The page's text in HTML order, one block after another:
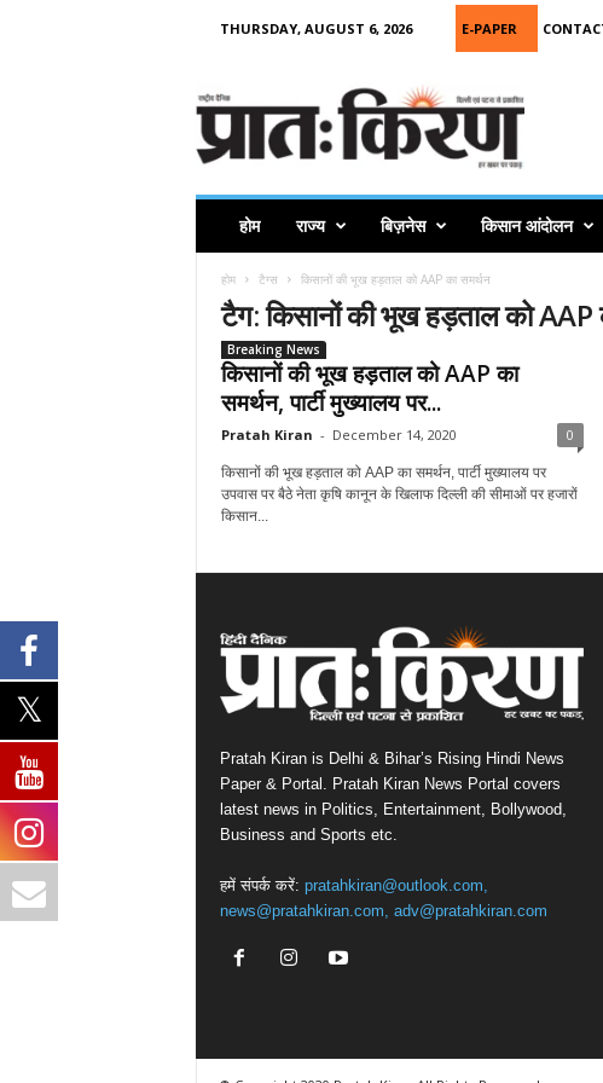
THURSDAY, AUGUST 6, 2026 E-PAPER
r
a
t
h
होम राज्य बिज़नेस किसान आंदोलन
होम टैग्स किसानों की भूख हड़ताल को AAP का समर्थन
टैग: किसानों की भूख हड़ताल को AAP
Breaking News
किसानों की भूख हड़ताल को AAP का
समर्थन, पार्टी मुख्यालय पर...
Pratah Kiran - December 14, 2020 0
किसानों की भूख हड़ताल को AAP का समर्थन, पार्टी मुख्यालय पर
उपवास पर बैठे नेता कृषि कानून के खिलाफ दिल्ली की सीमाओं पर हजारों
किसान...
Pratah Kiran is Delhi & Bihar’s Rising Hindi News
Paper & Portal. Pratah Kiran News Portal covers
latest news in Politics, Entertainment, Bollywood,
Business and Sports etc.
हमें संपर्क करें: pratahkiran@outlook.com,
news@pratahkiran.com, adv@pratahkiran.com